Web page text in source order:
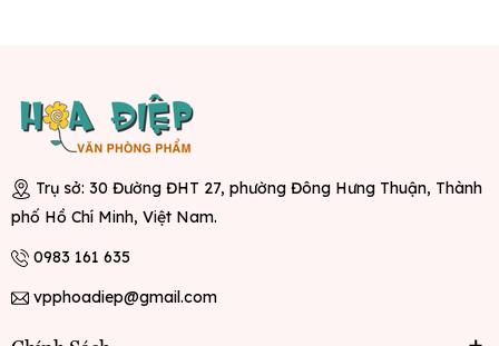
Trụ sở: 30 Đường ĐHT 27, phường Đông Hưng Thuận, Thành
phố Hồ Chí Minh, Việt Nam.
0983 161 635
vpphoadiep@gmail.com